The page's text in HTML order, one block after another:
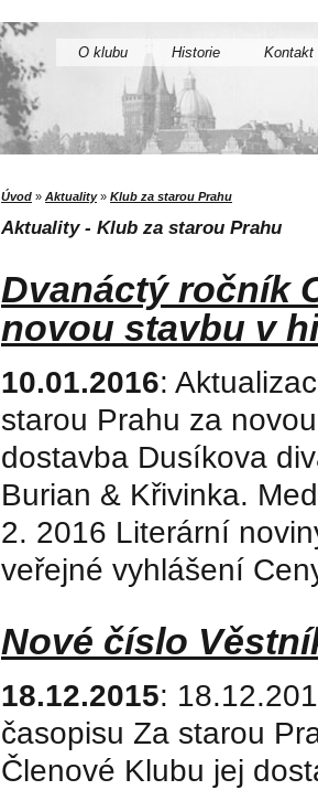
O klubu Historie Kontakt
Úvod » Aktuality» Klub za starou Prahu
Aktuality - Klub za starou Prahu
Dvanáctý ročník
novou stavbu v
10.01.2016:
starou Prahu za
dostavba Dusíkova
Burian & Křivinka.
2. 2016 Literární
veřejné vyhlášení
Nové číslo
18.12.2015:
časopisu Za starou
Členové Klubu jej